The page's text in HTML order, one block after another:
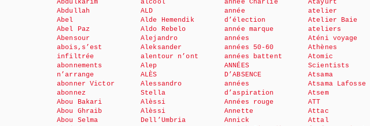
Abdulkarim
Abdullah
Abel
Abel Paz
Abensour
abois,s’est
infiltrée
abonnements
n’arrange
abonner Victor
abonnez
Abou Bakari
Abou Ghraib
Abou Selma
alcool
ALD
Alde Hemendik
Aldo Rebelo
Alejandro
Aleksander
alentour n’ont
Alep
ALÈS
Alessandro
Stella
Alèssi
Alèssi
Dell’Umbria
année Charlie
année
d’élection
année marque
années
années 50-60
années battent
ANNÉES
D’ABSENCE
années
d’aspiration
Années rouge
Annette
Annick
Atayurt
atelier
Atelier Baie
ateliers
Aténi voyage
Athènes
Atomic
Scientists
Atsama
Atsama Lafosse
Atsem
ATT
Attac
Attal